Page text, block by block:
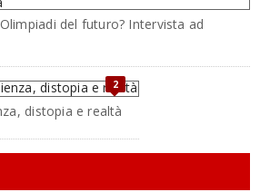
del futuro? Intervista ad
2
distopia e realtà